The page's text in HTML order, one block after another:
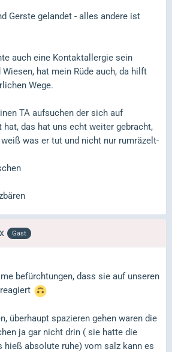
Gerste gelandet - alles andere ist
auch eine Kontaktallergie sein
hat mein Rüde auch, da hilft
Wege.
TA aufsuchen der sich auf
das hat uns echt weiter gebracht,
was er tut und nicht nur rumräzelt-
Gast
befürchtungen, dass sie auf unseren
überhaupt spazieren gehen waren die
ja gar nicht drin ( sie hatte die
hieß absolute ruhe) vom salz kann es